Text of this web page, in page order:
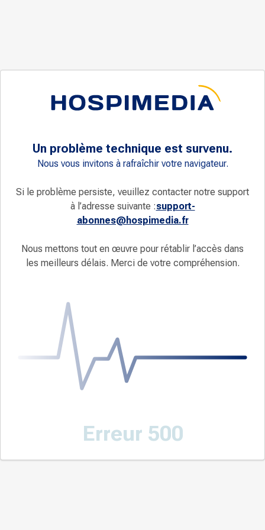
Un problème technique est survenu.
Nous vous invitons à rafraîchir votre navigateur.
Si le problème persiste, veuillez contacter notre support
à l’adresse suivante :support-
abonnes@hospimedia.fr
Nous mettons tout en œuvre pour rétablir l’accès dans
les meilleurs délais. Merci de votre compréhension.
Erreur 500